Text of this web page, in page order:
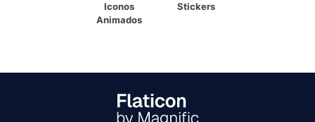
Iconos
Animados
Stickers